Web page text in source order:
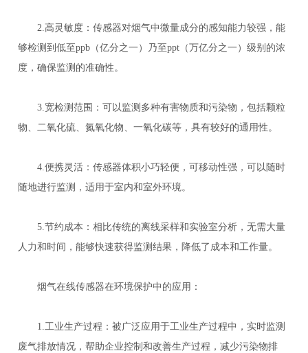
2.高灵敏度：传感器对烟气中微量成分的感知能力较强，能
够检测到低至ppb（亿分之一）乃至ppt（万亿分之一）级别的浓
度，确保监测的准确性。
3.宽检测范围：可以监测多种有害物质和污染物，包括颗粒
物、二氧化硫、氮氧化物、一氧化碳等，具有较好的通用性。
4.便携灵活：传感器体积小巧轻便，可移动性强，可以随时
随地进行监测，适用于室内和室外环境。
5.节约成本：相比传统的离线采样和实验室分析，无需大量
人力和时间，能够快速获得监测结果，降低了成本和工作量。
烟气在线传感器在环境保护中的应用：
1.工业生产过程：被广泛应用于工业生产过程中，实时监测
废气排放情况，帮助企业控制和改善生产过程，减少污染物排